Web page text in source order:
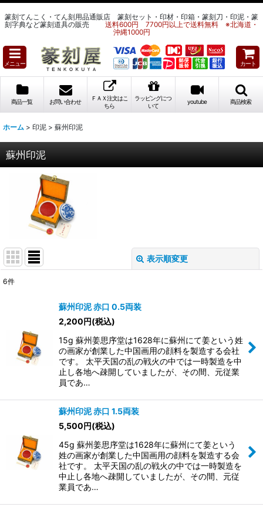
篆刻てんこく・てん刻用品通販店 篆刻セット・印材・印箱・篆刻刀・印泥・篆
刻字典など篆刻道具の販売 送料600円 7700円以上で送料無料 ※北海道・
沖縄1000円
メニュー カート
商品一覧 お問い合わせ
ＦＡＸ注文はこ
ちら
ラッピングにつ
いて
youtube 商品検索
ホーム > 印泥 > 蘇州印泥
蘇州印泥
表示順変更
絞り込む
6件
蘇州印泥 赤口 0.5両装
2,200円(税込)
15g 蘇州姜思序堂は1628年に蘇州にて姜という姓
の画家が創業した中国画用の顔料を製造する会社
です。 太平天国の乱の戦火の中では一時製造を中
止し各地へ疎開していましたが、その間、元従業
員であ…
蘇州印泥 赤口 1.5両装
5,500円(税込)
45g 蘇州姜思序堂は1628年に蘇州にて姜という
姓の画家が創業した中国画用の顔料を製造する会
社です。 太平天国の乱の戦火の中では一時製造を
中止し各地へ疎開していましたが、その間、元従
業員であ…